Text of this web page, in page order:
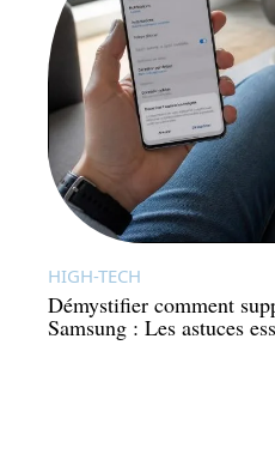
HIGH-TECH
Démystifier comment
Samsung : Les astuces